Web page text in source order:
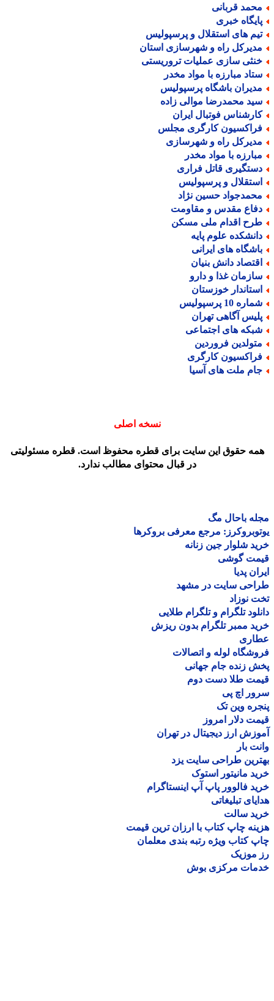
قربانی
خبری
های استقلال و پرسپولیس
راه و شهرسازی استان
سازی عملیات تروریستی
مبارزه با مواد مخدر
باشگاه پرسپولیس
محمدرضا موالی زاده
فوتبال ایران
کارگری مجلس
راه و شهرسازی
با مواد مخدر
قاتل فراری
و پرسپولیس
حسین نژاد
مقدس و مقاومت
اقدام ملی مسکن
علوم پایه
های ایرانی
دانش بنیان
غذا و دارو
خوزستان
10 پرسپولیس
آگاهی تهران
های اجتماعی
فروردین
کارگری
ملت های آسیا
نسخه اصلی
حقوق این سایت برای قطره محفوظ است. قطره مسئولیتی
در قبال محتوای مطالب ندارد.
باحال مگ
مرجع معرفی بروکرها
شلوار جین زنانه
گوشی
پدیا
سایت در مشهد
نوزاد
تلگرام و تلگرام طلایی
ممبر تلگرام بدون ریزش
لوله و اتصالات
زنده جام جهانی
طلا دست دوم
اچ پی
وین تک
دلار امروز
ارز دیجیتال در تهران
بار
طراحی سایت یزد
مانیتور استوک
فالوور پاپ آپ اینستاگرام
تبلیغاتی
سالت
چاپ کتاب با ارزان ترین قیمت
کتاب ویژه رتبه بندی معلمان
موزیک
مرکزی بوش